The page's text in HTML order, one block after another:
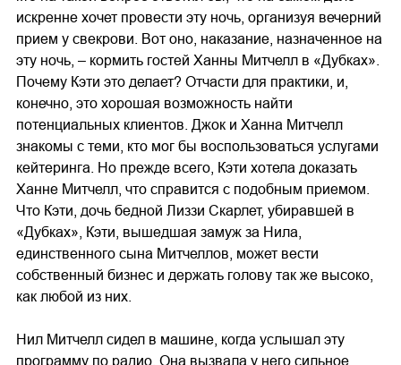
искренне хочет провести эту ночь, организуя вечерний
прием у свекрови. Вот оно, наказание, назначенное на
эту ночь, – кормить гостей Ханны Митчелл в «Дубках».
Почему Кэти это делает? Отчасти для практики, и,
конечно, это хорошая возможность найти
потенциальных клиентов. Джок и Ханна Митчелл
знакомы с теми, кто мог бы воспользоваться услугами
кейтеринга. Но прежде всего, Кэти хотела доказать
Ханне Митчелл, что справится с подобным приемом.
Что Кэти, дочь бедной Лиззи Скарлет, убиравшей в
«Дубках», Кэти, вышедшая замуж за Нила,
единственного сына Митчеллов, может вести
собственный бизнес и держать голову так же высоко,
как любой из них.
Нил Митчелл сидел в машине, когда услышал эту
программу по радио. Она вызвала у него сильное